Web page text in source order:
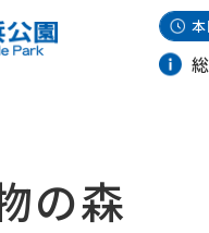
の森